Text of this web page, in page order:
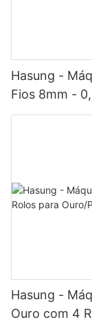
Hasung -
Fios 8mm -
Hasung -
Ouro com 4